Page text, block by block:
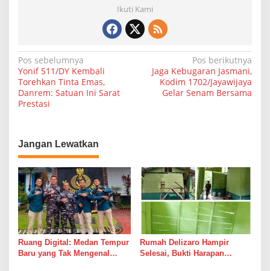
Ikuti Kami
N
a
v
a
s
i
p
o
s
Pos sebelumnya
Yonif 511/DY Kembali
Torehkan Tinta Emas,
Danrem: Satuan Ini Sarat
Prestasi
Pos berikutnya
Jaga Kebugaran Jasmani,
Kodim 1702/Jayawijaya
Gelar Senam Bersama
Jangan Lewatkan
Ruang Digital: Medan Tempur
Baru yang Tak Mengenal
Rumah Delizaro Hampir
Selesai, Bukti Harapan